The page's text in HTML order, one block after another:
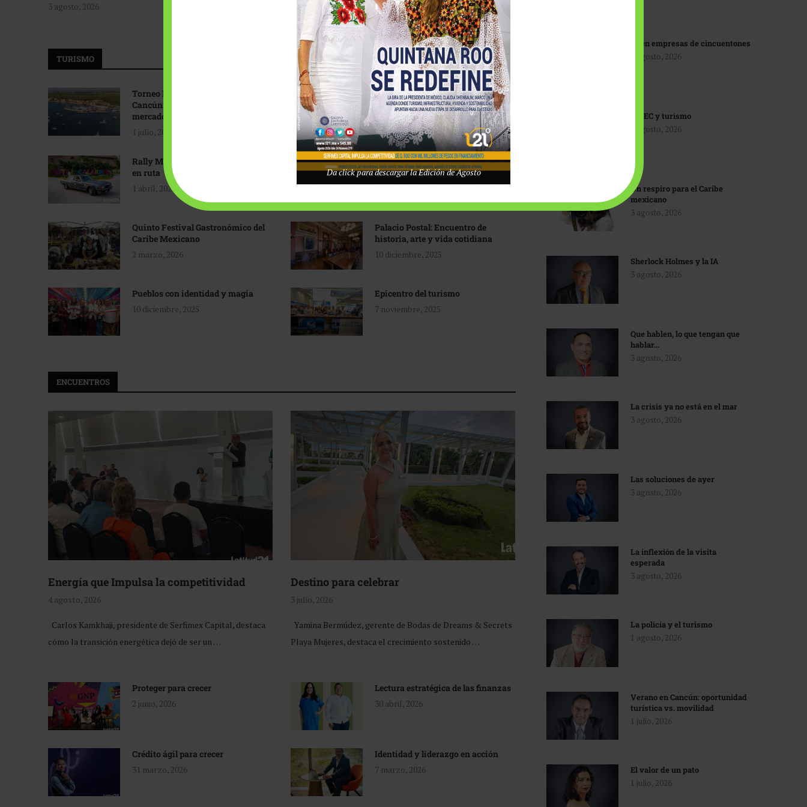
3 agosto, 2026
Tecnológico de Monterrey
3 agosto, 2026
TURISMO
Torneo Internacional de Pesca
Cancún: Navegando hacia nuevos
mercados
1 julio, 2026
Promoción turística con visión
1 abril, 2026
Rally Maya: Herencia automotriz
en ruta
1 abril, 2026
Industria global en
reconfiguración
31 marzo, 2026
Quinto Festival Gastronómico del
Caribe Mexicano
2 marzo, 2026
Palacio Postal: Encuentro de
historia, arte y vida cotidiana
10 diciembre, 2025
Pueblos con identidad y magia
10 diciembre, 2025
Epicentro del turismo
7 noviembre, 2025
ENCUENTROS
Energía que Impulsa la competitividad
4 agosto, 2026
Carlos Kamkhaji, presidente de Serfimex Capital, destaca
cómo la transición energética dejó de ser un …
Destino para celebrar
3 julio, 2026
Yamina Bermúdez, gerente de Bodas de Dreams & Secrets
Playa Mujeres, destaca el crecimiento sostenido …
Proteger para crecer
2 junio, 2026
Lectura estratégica de las finanzas
30 abril, 2026
Crédito ágil para crecer
31 marzo, 2026
Identidad y liderazgo en acción
7 marzo, 2026
IA en empresas de cincuentones
3 agosto, 2026
TMEC y turismo
3 agosto, 2026
Un respiro para el Caribe
mexicano
3 agosto, 2026
Sherlock Holmes y la IA
3 agosto, 2026
Que hablen, lo que tengan que
hablar…
3 agosto, 2026
La crisis ya no está en el mar
3 agosto, 2026
Las soluciones de ayer
3 agosto, 2026
La inflexión de la visita
esperada
3 agosto, 2026
La policía y el turismo
1 agosto, 2026
Verano en Cancún: oportunidad
turística vs. movilidad
1 julio, 2026
El valor de un pato
1 julio, 2026
Da click para descargar la Edición de Agosto